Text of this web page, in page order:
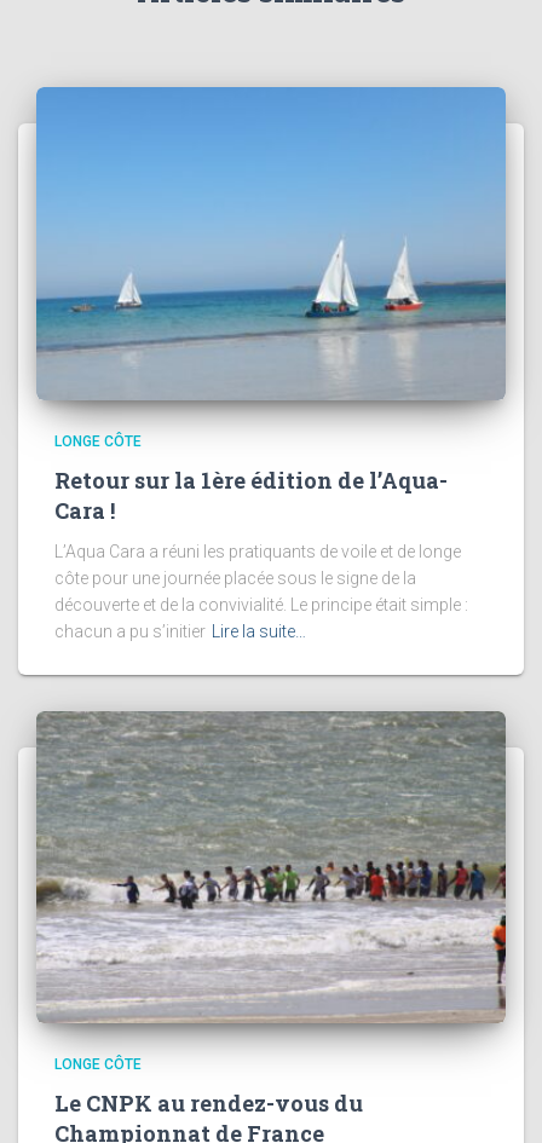
LONGE CÔTE
Retour sur la 1ère édition de l’Aqua-
Cara !
L’Aqua Cara a réuni les pratiquants de voile et de longe
côte pour une journée placée sous le signe de la
découverte et de la convivialité. Le principe était simple :
chacun a pu s’initier
Lire la suite…
LONGE CÔTE
Le CNPK au rendez-vous du
Championnat de France